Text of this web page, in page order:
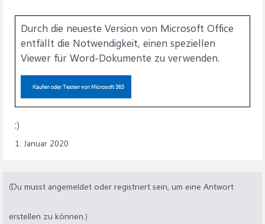
Durch die neueste Version von Microsoft Office
entfällt die Notwendigkeit, einen speziellen
Viewer für Word-Dokumente zu verwenden.
:)
1. Januar 2020
(Du musst angemeldet oder registriert sein, um eine Antwort
erstellen zu können.)